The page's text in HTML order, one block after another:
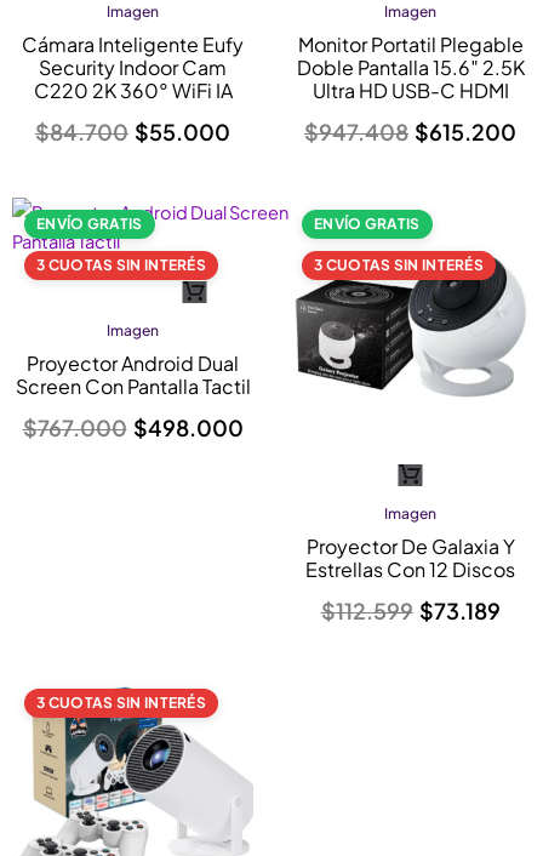
Imagen
Cámara Inteligente Eufy
Security Indoor Cam
C220 2K 360° WiFi IA
$84.700
El
precio
original
era:
$84.700.
$55.000
El
precio
actual
es:
$55.000.
Imagen
Monitor Portatil Plegable
Doble Pantalla 15.6″ 2.5K
Ultra HD USB-C HDMI
$947.408
El
precio
original
era:
$947.408.
$615.200
El
precio
actual
es:
$615.200.
ENVÍO GRATIS
3 CUOTAS SIN INTERÉS
Imagen
Proyector Android Dual
Screen Con Pantalla Tactil
$767.000
El
precio
original
era:
$767.000.
$498.000
El
precio
actual
es:
$498.000.
ENVÍO GRATIS
3 CUOTAS SIN INTERÉS
Imagen
Proyector De Galaxia Y
Estrellas Con 12 Discos
$112.599
El
precio
original
era:
$112.599.
$73.189
El
precio
actual
es:
$73.189.
3 CUOTAS SIN INTERÉS